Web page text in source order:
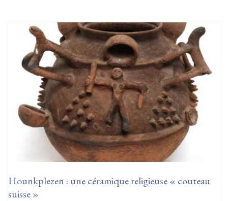
Hounkplezen : une céramique religieuse « couteau
suisse »